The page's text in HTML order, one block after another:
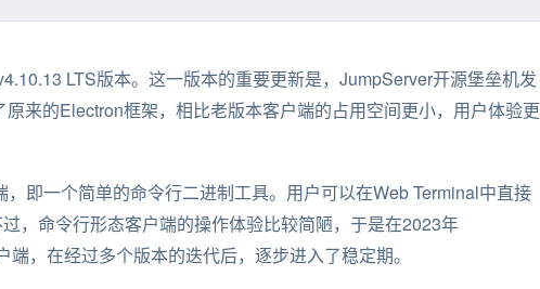
LTS版本。这一版本的重要更新是，JumpServer开源堡垒机发
来的Electron框架，相比老版本客户端的占用空间更小，用户体验更
即一个简单的命令行二进制工具。用户可以在Web Terminal中直接
，命令行形态客户端的操作体验比较简陋，于是在2023年
，在经过多个版本的迭代后，逐步进入了稳定期。